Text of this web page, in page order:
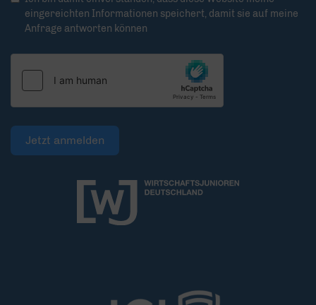
eingereichten Informationen speichert, damit sie auf meine
Anfrage antworten können
Jetzt anmelden